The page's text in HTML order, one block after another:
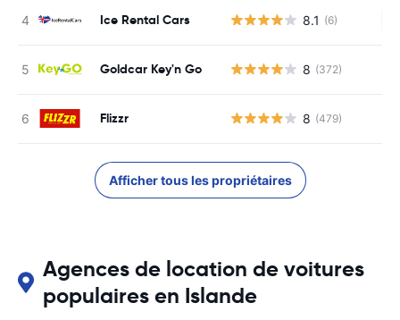
Ice Rental Cars 8.1 (6)
Goldcar Key'n Go 8 (372)
Flizzr 8 (479)
Afficher tous les propriétaires
Agences de location de voitures
populaires en Islande